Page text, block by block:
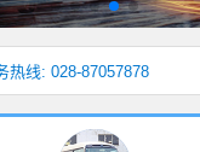
热线: 028-87057878